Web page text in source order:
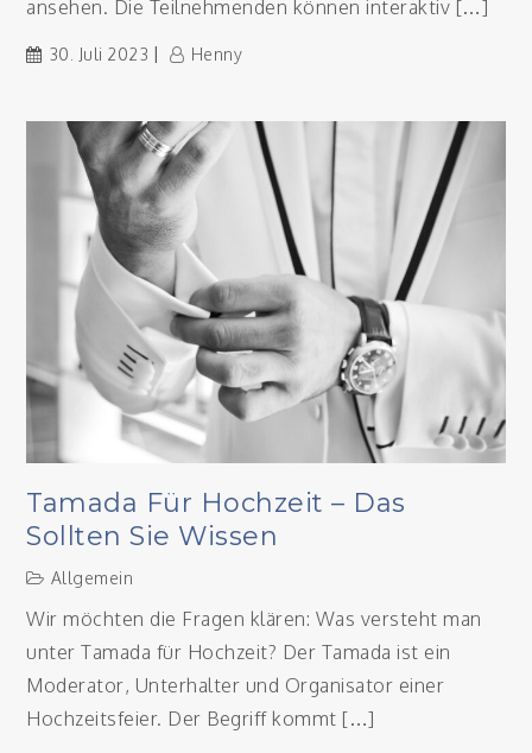
ansehen. Die Teilnehmenden können interaktiv […]
30. Juli 2023 Henny
Tamada Für Hochzeit – Das
Sollten Sie Wissen
Allgemein
Wir möchten die Fragen klären: Was versteht man
unter Tamada für Hochzeit? Der Tamada ist ein
Moderator, Unterhalter und Organisator einer
Hochzeitsfeier. Der Begriff kommt […]